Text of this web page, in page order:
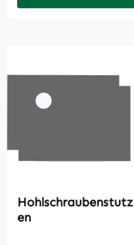
Hohlschraubenstutz
en